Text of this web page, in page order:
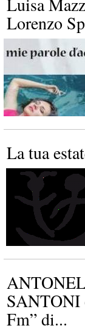
Lorenzo
La tua
SANTONI
Fm” di...